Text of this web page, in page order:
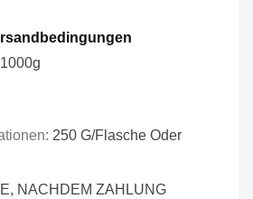
1000g
250 G/Flasche Oder
NACHDEM ZAHLUNG